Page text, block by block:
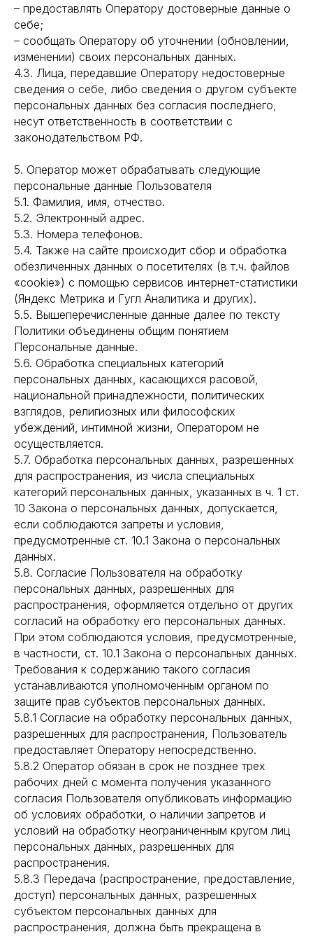
– предоставлять Оператору достоверные данные о
себе;
– сообщать Оператору об уточнении (обновлении,
изменении) своих персональных данных.
4.3. Лица, передавшие Оператору недостоверные
сведения о себе, либо сведения о другом субъекте
персональных данных без согласия последнего,
несут ответственность в соответствии с
законодательством РФ.
5. Оператор может обрабатывать следующие
персональные данные Пользователя
5.1. Фамилия, имя, отчество.
5.2. Электронный адрес.
5.3. Номера телефонов.
5.4. Также на сайте происходит сбор и обработка
обезличенных данных о посетителях (в т.ч. файлов
«cookie») с помощью сервисов интернет-статистики
(Яндекс Метрика и Гугл Аналитика и других).
5.5. Вышеперечисленные данные далее по тексту
Политики объединены общим понятием
Персональные данные.
5.6. Обработка специальных категорий
персональных данных, касающихся расовой,
национальной принадлежности, политических
взглядов, религиозных или философских
убеждений, интимной жизни, Оператором не
осуществляется.
5.7. Обработка персональных данных, разрешенных
для распространения, из числа специальных
категорий персональных данных, указанных в ч. 1 ст.
10 Закона о персональных данных, допускается,
если соблюдаются запреты и условия,
предусмотренные ст. 10.1 Закона о персональных
данных.
5.8. Согласие Пользователя на обработку
персональных данных, разрешенных для
распространения, оформляется отдельно от других
согласий на обработку его персональных данных.
При этом соблюдаются условия, предусмотренные,
в частности, ст. 10.1 Закона о персональных данных.
Требования к содержанию такого согласия
устанавливаются уполномоченным органом по
защите прав субъектов персональных данных.
5.8.1 Согласие на обработку персональных данных,
разрешенных для распространения, Пользователь
предоставляет Оператору непосредственно.
5.8.2 Оператор обязан в срок не позднее трех
рабочих дней с момента получения указанного
согласия Пользователя опубликовать информацию
об условиях обработки, о наличии запретов и
условий на обработку неограниченным кругом лиц
персональных данных, разрешенных для
распространения.
5.8.3 Передача (распространение, предоставление,
доступ) персональных данных, разрешенных
субъектом персональных данных для
распространения, должна быть прекращена в